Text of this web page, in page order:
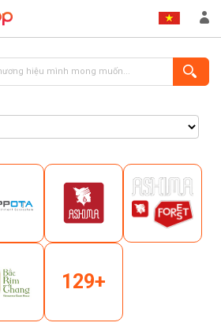
ĐĂNG KÝ
129+